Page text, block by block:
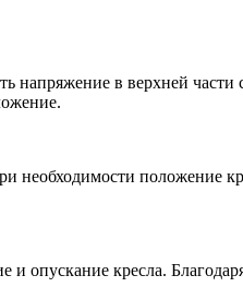
напряжение в верхней
необходимости положение
и опускание кресла.